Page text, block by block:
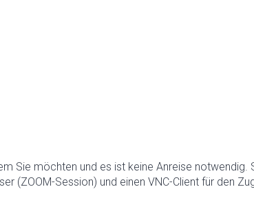
Sie möchten und es ist keine Anreise notwendig.
(ZOOM-Session) und einen VNC-Client für den